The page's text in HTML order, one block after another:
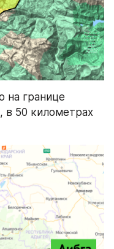
, в 50 километрах